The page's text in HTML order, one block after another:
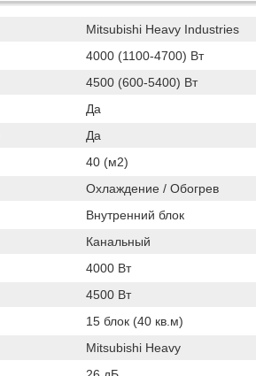
Mitsubishi Heavy Industries
4000 (1100-4700) Вт
4500 (600-5400) Вт
Да
Да
40 (м2)
Охлаждение / Обогрев
Внутренний блок
Канальный
4000 Вт
4500 Вт
15 блок (40 кв.м)
Mitsubishi Heavy